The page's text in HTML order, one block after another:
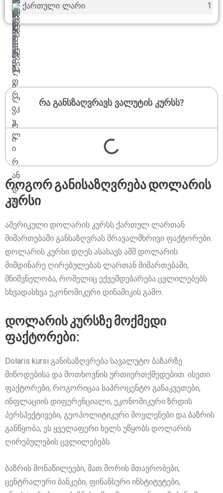
ქართული ლარი
1
რა განსზაღვრავს ვალუტის კურსს?
როგორ განისაზღვრება დოლარის
კურსი
ამერიკული დოლარის კურსს ქართულ ლართან
მიმართებაში განსაზღვრას მრავალმხრივი ფაქტორები.
დოლარის კურსი დღეს ასახავს აშშ დოლარის
მიმდინარე ღირებულებას ლართან მიმართებაში,
მნიშვნელობა, რომელიც ექვემდებარება ცვლილებებს
სხვადასხვა ეკონომიკური დინამიკის გამო.
დოლარის კურსზე მოქმედი
ფაქტორები:
Dolaris kursi განისაზღვრება სავალუტო ბაზარზე
მიწოდებისა და მოთხოვნის ურთიერთქმედებით. ისეთი
ფაქტორები, როგორიცაა საპროცენტო განაკვეთები,
ინფლაციის დიფერენციალი, ეკონომიკური ზრდის
პერსპექტივები, გეოპოლიტიკური მოვლენები და ბაზრის
განწყობა, ეს ყველაფერი ხელს უწყობს დოლარის
ღირებულების ცვლილებებს.
ბაზრის მონაწილეები, მათ შორის მთავრობები,
ცენტრალური ბანკები, ფინანსური ინსტიტუტები,